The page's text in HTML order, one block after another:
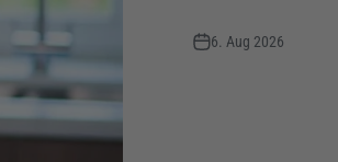
6. Aug 2026